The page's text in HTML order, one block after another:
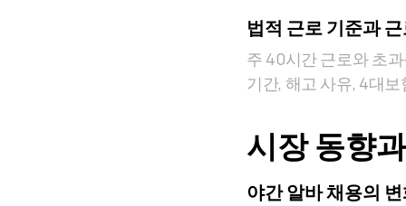
법적 근로 기준과
주 40시간 근로와 초
기간, 해고 사유, 4대
시장 동향
야간 알바 채용의